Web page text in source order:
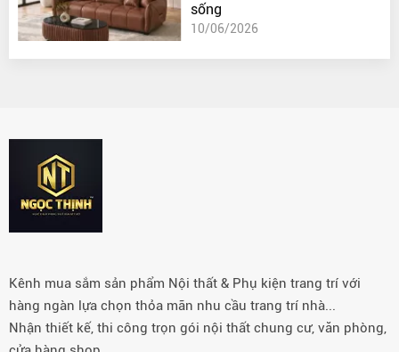
sống
10/06/2026
Kênh mua sắm sản phẩm Nội thất & Phụ kiện trang trí với
hàng ngàn lựa chọn thỏa mãn nhu cầu trang trí nhà...
Nhận thiết kế, thi công trọn gói nội thất chung cư, văn phòng,